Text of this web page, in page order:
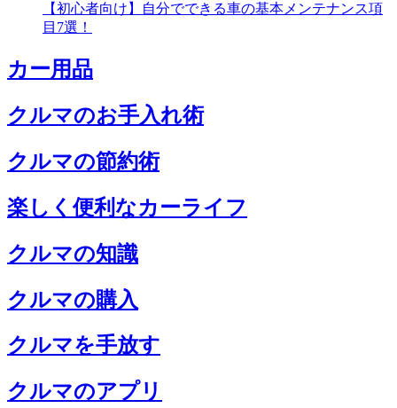
【初心者向け】自分でできる車の基本メンテナンス項
目7選！
カー用品
クルマのお手入れ術
クルマの節約術
楽しく便利なカーライフ
クルマの知識
クルマの購入
クルマを手放す
クルマのアプリ